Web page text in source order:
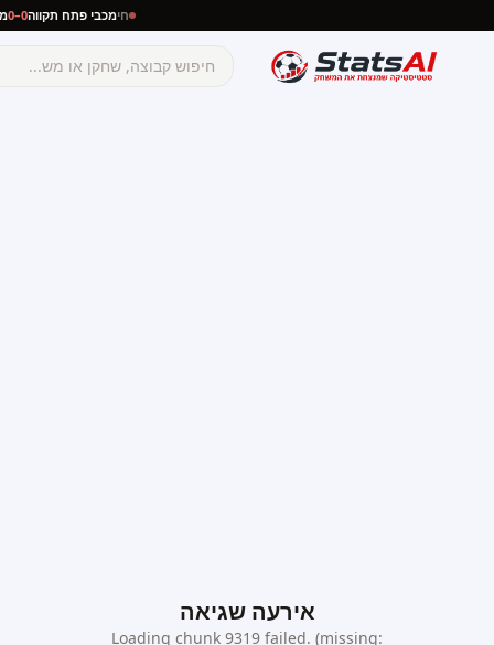
מכבי פתח תקווה 0–0 מכבי נתניה
אירעה שגיאה
Loading chunk 9319 failed. (missing: